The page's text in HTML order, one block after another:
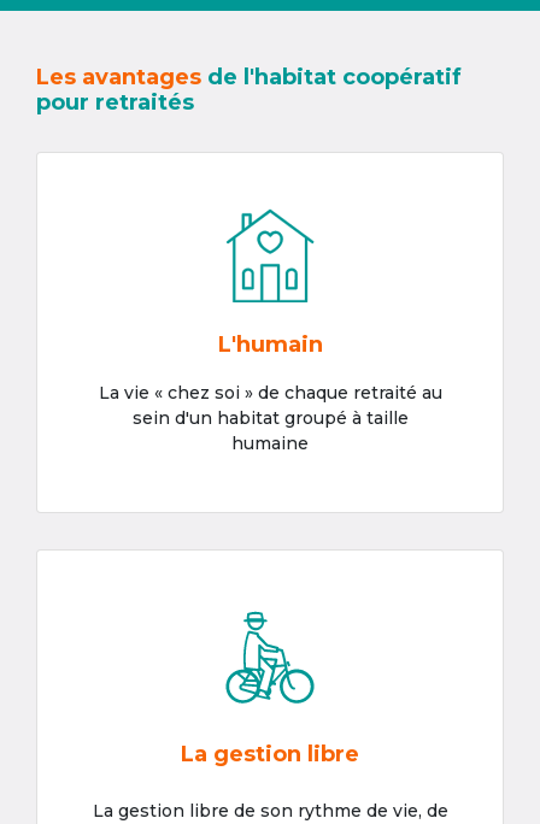
Les avantages de l'habitat coopératif
pour retraités
L'humain
La vie « chez soi » de chaque retraité au
sein d'un habitat groupé à taille
humaine
La gestion libre
La gestion libre de son rythme de vie, de